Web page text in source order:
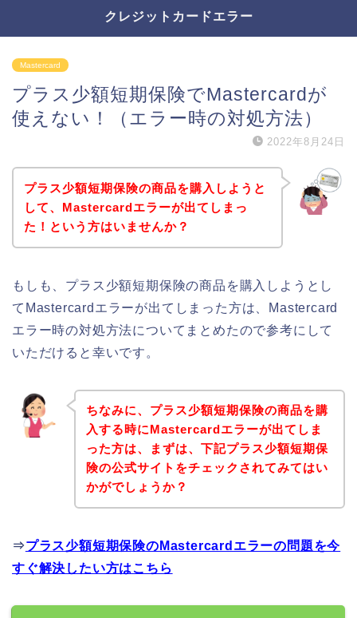
クレジットカードエラー
Mastercard
プラス少額短期保険でMastercardが
使えない！（エラー時の対処方法）
2022年8月24日
プラス少額短期保険の商品を購入しようと
して、Mastercardエラーが出てしまっ
た！という方はいませんか？
もしも、プラス少額短期保険の商品を購入しようとし
てMastercardエラーが出てしまった方は、Mastercard
エラー時の対処方法についてまとめたので参考にして
いただけると幸いです。
ちなみに、プラス少額短期保険の商品を購
入する時にMastercardエラーが出てしま
った方は、まずは、下記プラス少額短期保
険の公式サイトをチェックされてみてはい
かがでしょうか？
⇒プラス少額短期保険のMastercardエラーの問題を今
すぐ解決したい方はこちら